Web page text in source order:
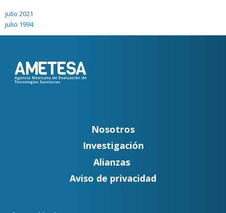
julio 2021
julio 1994
Nosotros
Investigación
Alianzas
Aviso de privacidad